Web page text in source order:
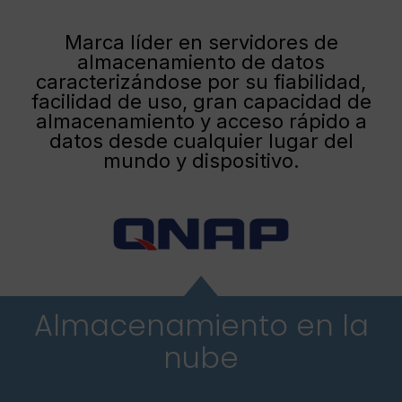
Marca líder en servidores de
almacenamiento de datos
caracterizándose por su fiabilidad,
facilidad de uso, gran capacidad de
almacenamiento y acceso rápido a
datos desde cualquier lugar del
mundo y dispositivo.
Almacenamiento en la
nube